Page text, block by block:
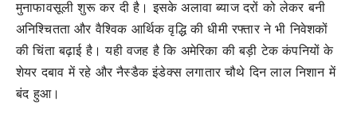
मुनाफावसूली शुरू कर दी है। इसके अलावा ब्याज दरों को लेकर बनी
अनिश्चितता और वैश्विक आर्थिक वृद्धि की धीमी रफ्तार ने भी निवेशकों
की चिंता बढ़ाई है। यही वजह है कि अमेरिका की बड़ी टेक कंपनियों के
शेयर दबाव में रहे और नैस्डैक इंडेक्स लगातार चौथे दिन लाल निशान में
बंद हुआ।